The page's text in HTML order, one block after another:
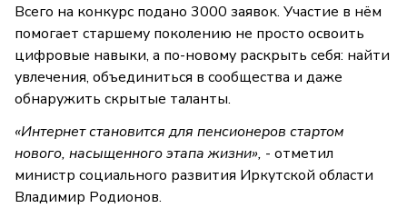
Всего на конкурс подано 3000 заявок. Участие в нём
помогает старшему поколению не просто освоить
цифровые навыки, а по-новому раскрыть себя: найти
увлечения, объединиться в сообщества и даже
обнаружить скрытые таланты.
«Интернет становится для пенсионеров стартом
нового, насыщенного этапа жизни», - отметил
министр социального развития Иркутской области
Владимир Родионов.